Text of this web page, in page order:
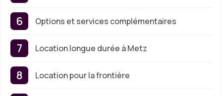
Options et services complémentaires
Location longue durée à Metz
Location pour la frontière